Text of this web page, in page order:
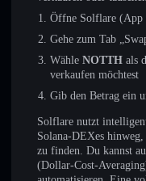
Öffne Solflare (App
Gehe zum Tab
Wähle NOTTH als
verkaufen möchtest
Gib den Betrag ein
Solflare nutzt
Solana-DEXes
zu finden. Du kannst
(Dollar-Cost-